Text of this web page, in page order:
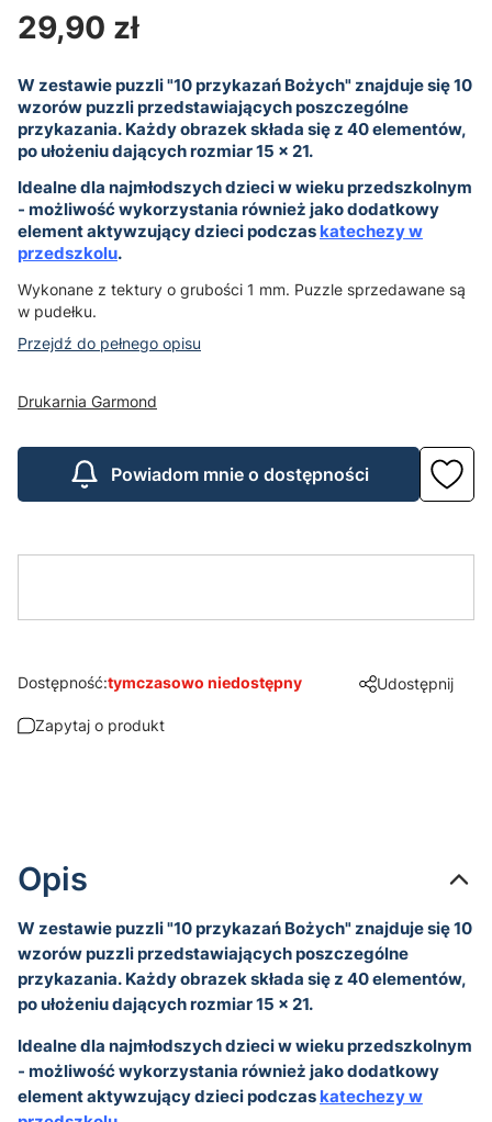
Cena
29,90 zł
W zestawie puzzli "10 przykazań Bożych" znajduje się 10
wzorów puzzli przedstawiających poszczególne
przykazania. Każdy obrazek składa się z 40 elementów,
po ułożeniu dających rozmiar 15 x 21.
Idealne dla najmłodszych dzieci w wieku przedszkolnym
- możliwość wykorzystania również jako dodatkowy
element aktywzujący dzieci podczas katechezy w
przedszkolu.
Wykonane z tektury o grubości 1 mm. Puzzle sprzedawane są
w pudełku.
Przejdź do pełnego opisu
Drukarnia Garmond
Powiadom mnie o dostępności
Dostępność:tymczasowo niedostępny Udostępnij
Zapytaj o produkt
Opis
W zestawie puzzli "10 przykazań Bożych" znajduje się 10
wzorów puzzli przedstawiających poszczególne
przykazania. Każdy obrazek składa się z 40 elementów,
po ułożeniu dających rozmiar 15 x 21.
Idealne dla najmłodszych dzieci w wieku przedszkolnym
- możliwość wykorzystania również jako dodatkowy
element aktywzujący dzieci podczas katechezy w